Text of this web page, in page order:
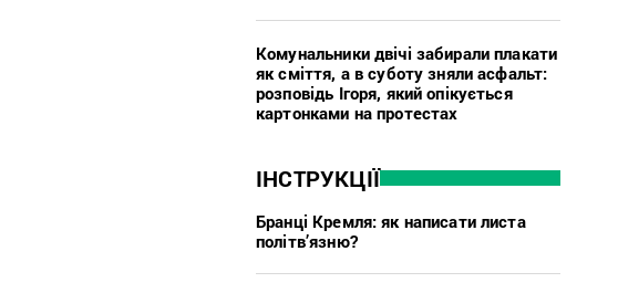
Комунальники двічі забирали плакати
як сміття, а в суботу зняли асфальт:
розповідь Ігоря, який опікується
картонками на протестах
ІНСТРУКЦІЇ
Бранці Кремля: як написати листа
політв’язню?